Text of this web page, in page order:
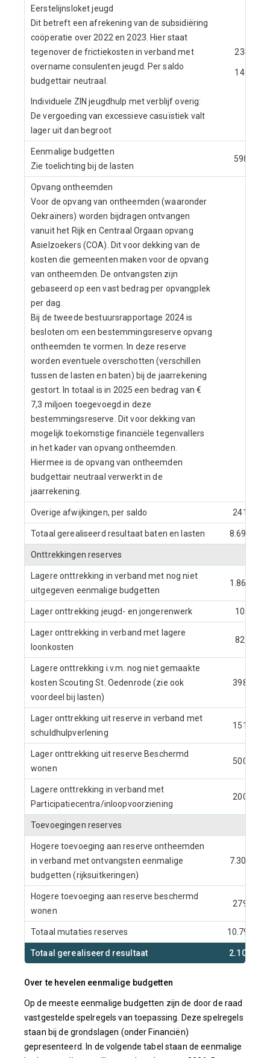
Eerstelijnsloket jeugd
Dit betreft een afrekening van de subsidiëring
coöperatie over 2022 en 2023. Hier staat
tegenover de frictiekosten in verband met
overname consulenten jeugd. Per saldo
budgettair neutraal.
Individuele ZIN jeugdhulp met verblijf overig:
De vergoeding van excessieve casuïstiek valt
lager uit dan begroot
234
143
Eenmalige budgetten
Zie toelichting bij de lasten
598
Opvang ontheemden
Voor de opvang van ontheemden (waaronder
Oekraïners) worden bijdragen ontvangen
vanuit het Rijk en Centraal Orgaan opvang
Asielzoekers (COA). Dit voor dekking van de
kosten die gemeenten maken voor de opvang
van ontheemden. De ontvangsten zijn
gebaseerd op een vast bedrag per opvangplek
per dag.
Bij de tweede bestuursrapportage 2024 is
besloten om een bestemmingsreserve opvang
ontheemden te vormen. In deze reserve
worden eventuele overschotten (verschillen
tussen de lasten en baten) bij de jaarrekening
gestort. In totaal is in 2025 een bedrag van €
7,3 miljoen toegevoegd in deze
bestemmingsreserve. Dit voor dekking van
mogelijk toekomstige financiële tegenvallers
in het kader van opvang ontheemden.
Hiermee is de opvang van ontheemden
budgettair neutraal verwerkt in de
jaarrekening.
Overige afwijkingen, per saldo 241
Totaal gerealiseerd resultaat baten en lasten 8.693
Onttrekkingen reserves
Lagere onttrekking in verband met nog niet
uitgegeven eenmalige budgetten
1.867
Lager onttrekking jeugd- en jongerenwerk 10
Lager onttrekking in verband met lagere
loonkosten
82
Lagere onttrekking i.v.m. nog niet gemaakte
kosten Scouting St. Oedenrode (zie ook
voordeel bij lasten)
398
Lager onttrekking uit reserve in verband met
schuldhulpverlening
151
Lager onttrekking uit reserve Beschermd
wonen
500
Lagere onttrekking in verband met
Participatiecentra/inloopvoorziening
200
Toevoegingen reserves
Hogere toevoeging aan reserve ontheemden
in verband met ontvangsten eenmalige
budgetten (rijksuitkeringen)
7.307
Hogere toevoeging aan reserve beschermd
wonen
279
Totaal mutaties reserves 10.793
Totaal gerealiseerd resultaat 2.100
Over te hevelen eenmalige budgetten
Op de meeste eenmalige budgetten zijn de door de raad
vastgestelde spelregels van toepassing. Deze spelregels
staan bij de grondslagen (onder Financiën)
gepresenteerd. In de volgende tabel staan de eenmalige